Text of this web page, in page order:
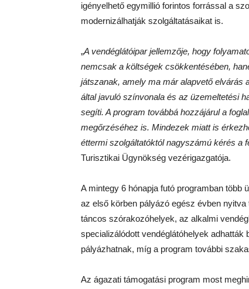
igényelhető egymillió forintos forrással a
modernizálhatják szolgáltatásaikat is.
„A vendéglátóipar jellemzője, hogy
nemcsak a költségek csökkentésében,
játszanak, amely ma már alapvető elvárás
által javuló színvonala és az üzemeltetési
segíti. A program továbbá hozzájárul a
megőrzéséhez is. Mindezek miatt is
éttermi szolgáltatóktól nagyszámú kérés a
Turisztikai Ügynökség vezérigazgatója.
A mintegy 6 hónapja futó programban
az első körben pályázó egész évben
táncos szórakozóhelyek, az alkalmi
specializálódott vendéglátóhelyek
pályázhatnak, míg a program további
Az ágazati támogatási program most